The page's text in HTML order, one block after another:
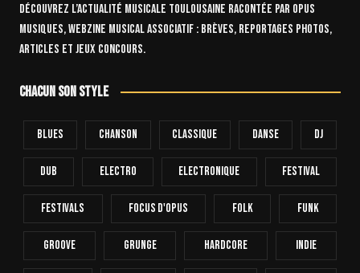
Découvrez l’actualité musicale toulousaine racontée par OPUS
Musiques, webzine musical associatif : brèves, reportages photos,
articles et jeux concours.
Chacun son style
Blues Chanson Classique Danse Dj
Dub Electro Electronique FESTIVAL
Festivals Focus D'Opus Folk Funk
Groove Grunge Hardcore INDIE